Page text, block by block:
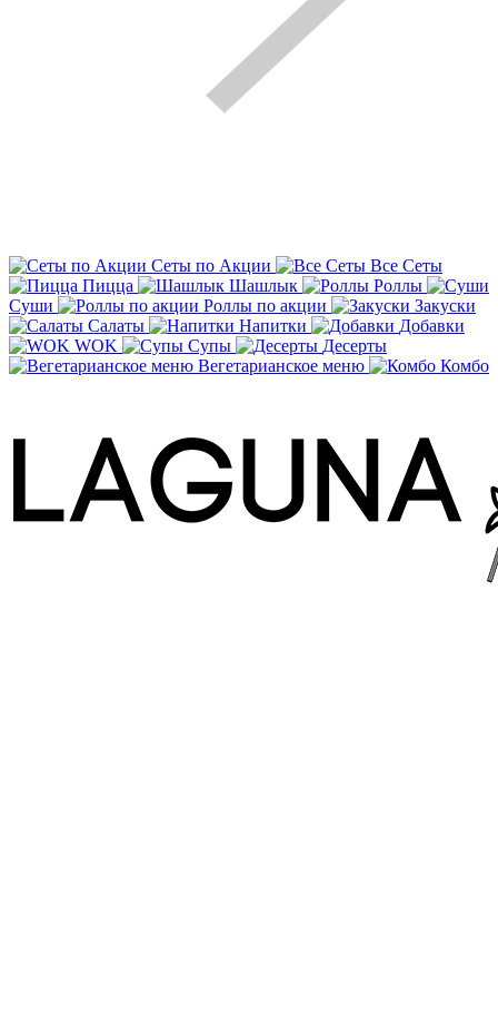
Сеты по Акции
Все Сеты
Пицца
Шашлык
Роллы
Суши
Роллы по акции
Закуски
Салаты
Напитки
Добавки
WOK
Супы
Десерты
Вегетарианское меню
Комбо